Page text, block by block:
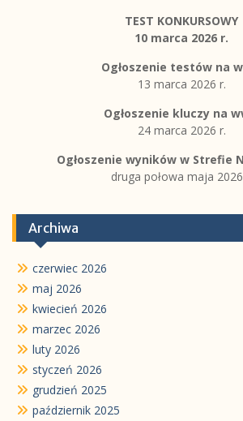
TEST KONKURSOWY
10 marca 2026 r.
Ogłoszenie testów na
13 marca 2026 r.
Ogłoszenie kluczy na
24 marca 2026 r.
Ogłoszenie wyników w Strefie
druga połowa maja
Archiwa
czerwiec 2026
maj 2026
kwiecień 2026
marzec 2026
luty 2026
styczeń 2026
grudzień 2025
październik 2025